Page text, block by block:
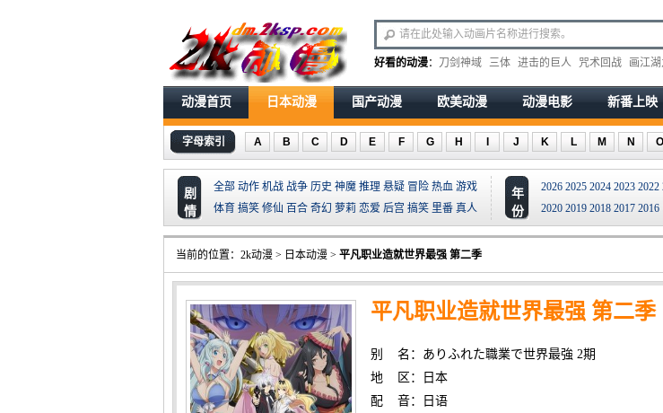
好看的动漫： 刀剑神域 三体 进击的巨人 咒术回战 画江
动漫首页 日本动漫 国产动漫 欧美动漫 动漫电影 新番上映
字母索引 A B C D E F G H J K L M N O
剧
情
全部 动作 机战 战争 历史 神魔 推理 悬疑 冒险 热血 游戏
体育 搞笑 修仙 百合 奇幻 萝莉 恋爱 后宫 搞笑 里番 真人
年
份
2026 2025 2024 2023 2022
2020 2019 2018 2017 2016
当前的位置： 2k动漫 > 日本动漫 > 平凡职业造就世界最强 第二季
平凡职业造就世界最强 第二季
别 名：ありふれた職業で世界最強 2期
地 区：日本
配 音：日语